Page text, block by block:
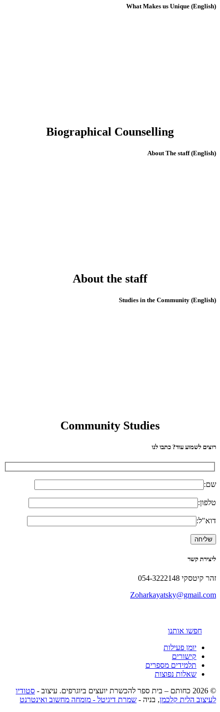
(English) What Makes us Unique
Biographical Counselling
(English) About The staff
About the staff
(English) Studies in the Community
Community Studies
רוצים לשמוע עוד? כתבו לנו
שם:
טלפון:
דוא"ל:
ליצירת קשר
זהר קיטסקי 054-3222148
Zoharkayatsky@gmail.com
חפשו אותנו
יומן פעילות
קישורים
תלמידים מספרים
שאלות נפוצות
© 2026 כחותם – בית ספר להכשרת יועצים ביוגרפים. עיצוב -
סטודיו
לעיצוב הלית קלכמן, בניה - שמרת דיגיטל - מומחה מחשוב ואינטרנט